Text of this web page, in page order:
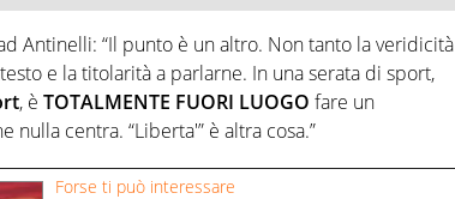
Antinelli: “Il punto è un altro. Non tanto la veridicità
e la titolarità a parlarne. In una serata di sport,
, è TOTALMENTE FUORI LUOGO fare un
centra. “Liberta'” è altra cosa.”
Forse ti può interessare